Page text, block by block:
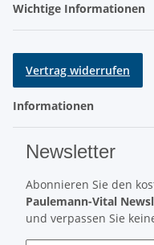
Wichtige Informationen
Vertrag widerrufen
Informationen
Newsletter
Abonnieren Sie den
Paulemann-Vital
und verpassen Sie